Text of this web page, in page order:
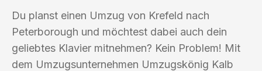
Du planst einen Umzug von Krefeld nach
Peterborough und möchtest dabei auch dein
geliebtes Klavier mitnehmen? Kein Problem! Mit
dem Umzugsunternehmen Umzugskönig Kalb